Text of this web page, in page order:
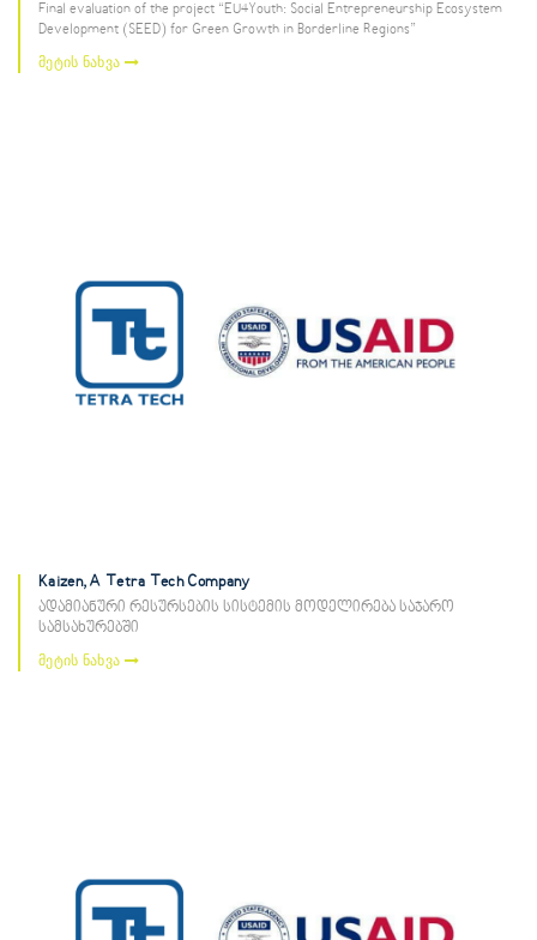
Final evaluation of the project “EU4Youth: Social Entrepreneurship Ecosystem
Development (SEED) for Green Growth in Borderline Regions”
მეტის ნახვა
Kaizen, A Tetra Tech Company
ადამიანური რესურსების სისტემის მოდელირება საჯარო
სამსახურებში
მეტის ნახვა